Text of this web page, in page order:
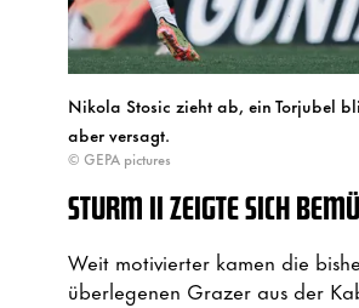
Nikola Stosic zieht ab, ein Torjubel
aber versagt.
© GEPA pictures
STURM II ZEIGTE SICH
Weit motivierter kamen die
überlegenen Grazer aus der